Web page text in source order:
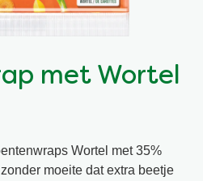
met Wortel
Wortel met 35%
moeite dat extra beetje